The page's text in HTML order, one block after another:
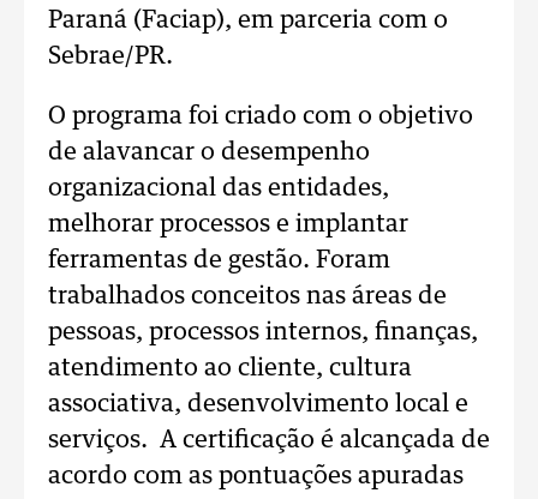
Paraná (Faciap), em parceria com o
Sebrae/PR.
O programa foi criado com o objetivo
de alavancar o desempenho
organizacional das entidades,
melhorar processos e implantar
ferramentas de gestão. Foram
trabalhados conceitos nas áreas de
pessoas, processos internos, finanças,
atendimento ao cliente, cultura
associativa, desenvolvimento local e
serviços. A certificação é alcançada de
acordo com as pontuações apuradas